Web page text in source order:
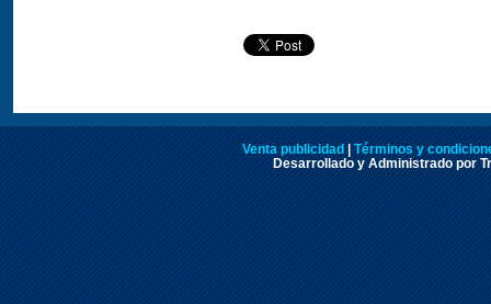
Venta publicidad | Términos y
Desarrollado y Administrado por